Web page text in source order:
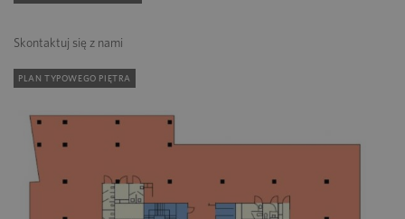
Skontaktuj się z nami
PLAN TYPOWEGO PIĘTRA